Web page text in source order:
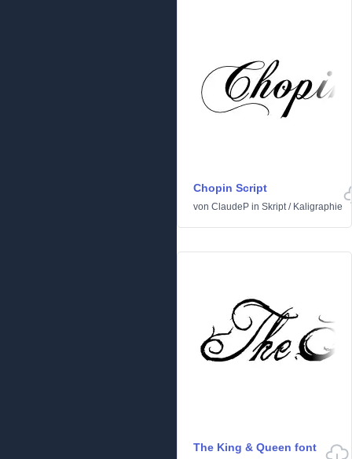
Chopin Script
von ClaudeP in Skript/ Kaligraphie
The King & Queen font